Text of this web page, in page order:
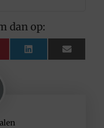
dan op:
LinkedIn Email